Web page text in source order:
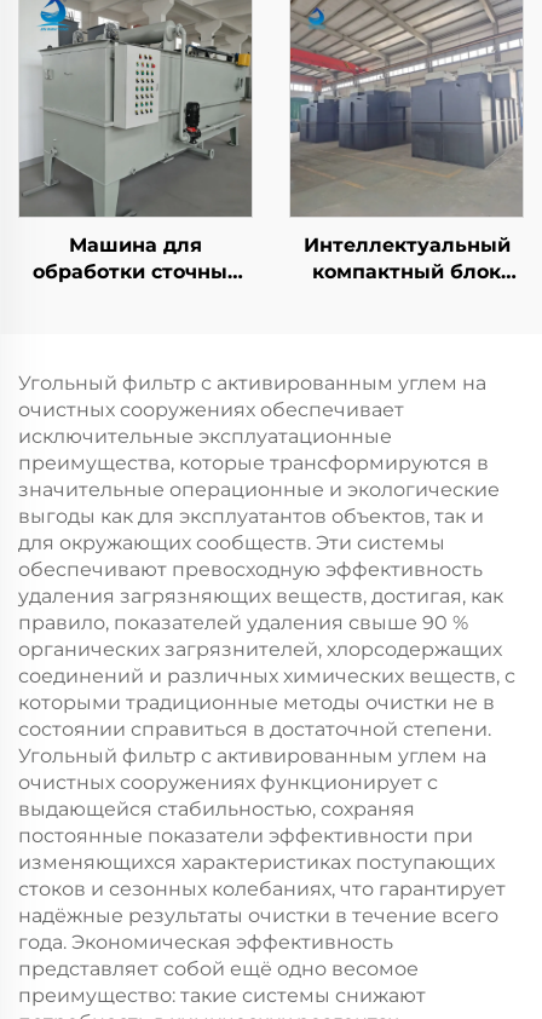
воздуха в плавучесть,
комплектующие,
распределитель для
очистки сточных вод
Машина для
обработки сточных
воздухом для
удаления ХПК/ВВ на
установках очистки
сточных вод DAF
Интеллектуальный
компактный блок
системы очистки
бытовых стоков
Угольный фильтр с активированным углем на
очистных сооружениях обеспечивает
исключительные эксплуатационные
преимущества, которые трансформируются в
значительные операционные и экологические
выгоды как для эксплуатантов объектов, так и
для окружающих сообществ. Эти системы
обеспечивают превосходную эффективность
удаления загрязняющих веществ, достигая, как
правило, показателей удаления свыше 90 %
органических загрязнителей, хлорсодержащих
соединений и различных химических веществ, с
которыми традиционные методы очистки не в
состоянии справиться в достаточной степени.
Угольный фильтр с активированным углем на
очистных сооружениях функционирует с
выдающейся стабильностью, сохраняя
постоянные показатели эффективности при
изменяющихся характеристиках поступающих
стоков и сезонных колебаниях, что гарантирует
надёжные результаты очистки в течение всего
года. Экономическая эффективность
представляет собой ещё одно весомое
преимущество: такие системы снижают